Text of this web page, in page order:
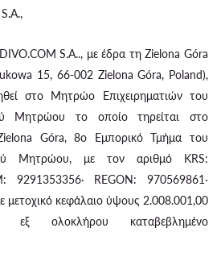
S.A.., με έδρα τη Zielona Góra
15, 66-002 Zielona Góra, Poland),
στο Μητρώο Επιχειρηματιών του
Μητρώου το οποίο τηρείται στο
Góra, 8ο Εμπορικό Τμήμα του
Μητρώου, με τον αριθμό KRS:
9291353356· REGON: 970569861·
μετοχικό κεφάλαιο ύψους 2.008.001,00
εξ ολοκλήρου καταβεβλημένο